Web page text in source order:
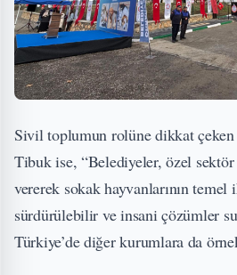
Sivil toplumun rolüne dikkat
Tibuk ise, “Belediyeler, özel
vererek sokak hayvanlarının temel
sürdürülebilir ve insani çözümler
Türkiye’de diğer kurumlara da